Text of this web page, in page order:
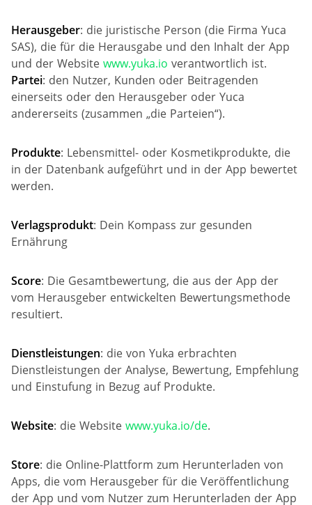
Herausgeber: die juristische Person (die Firma Yuca
SAS), die für die Herausgabe und den Inhalt der App
und der Website www.yuka.io verantwortlich ist.
Partei: den Nutzer, Kunden oder Beitragenden
einerseits oder den Herausgeber oder Yuca
andererseits (zusammen „die Parteien“).
Produkte: Lebensmittel- oder Kosmetikprodukte, die
in der Datenbank aufgeführt und in der App bewertet
werden.
Verlagsprodukt: Dein Kompass zur gesunden
Ernährung
Score: Die Gesamtbewertung, die aus der App der
vom Herausgeber entwickelten Bewertungsmethode
resultiert.
Dienstleistungen: die von Yuka erbrachten
Dienstleistungen der Analyse, Bewertung, Empfehlung
und Einstufung in Bezug auf Produkte.
Website: die Website www.yuka.io/de.
Store: die Online-Plattform zum Herunterladen von
Apps, die vom Herausgeber für die Veröffentlichung
der App und vom Nutzer zum Herunterladen der App